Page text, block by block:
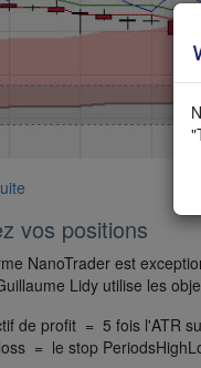
vos positions
NanoTrader est
Lidy utilise les
de profit = 5 fois l'ATR
= le stop